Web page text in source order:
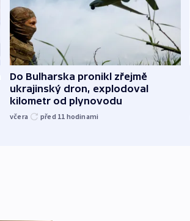
Do Bulharska pronikl zřejmě
ukrajinský dron, explodoval
kilometr od plynovodu
včera před 11 hodinami